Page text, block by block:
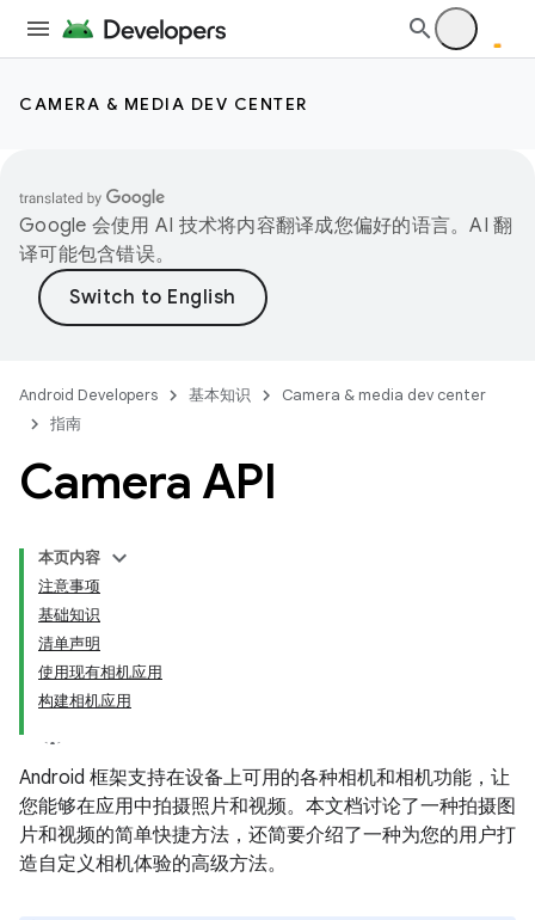
CAMERA & MEDIA DEV CENTER
Google 会使用 AI 技术将内容翻译成您偏好的语言。AI 翻
译可能包含错误。
Android Developers 基本知识
Camera & media dev center
指南
Camera API
本页内容
注意事项
基础知识
清单声明
使用现有相机应用
构建相机应用
Android 框架支持在设备上可用的各种相机和相机功能，让
您能够在应用中拍摄照片和视频。本文档讨论了一种拍摄图
片和视频的简单快捷方法，还简要介绍了一种为您的用户打
造自定义相机体验的高级方法。